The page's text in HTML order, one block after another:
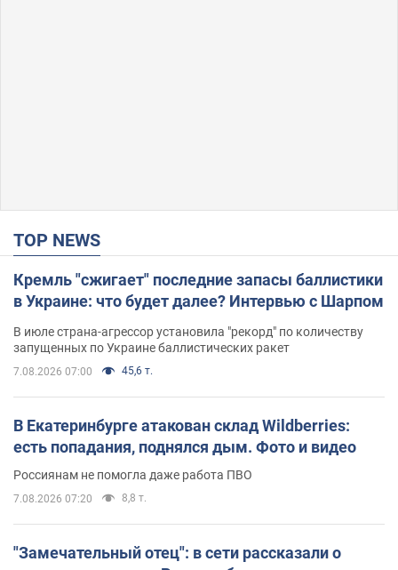
TOP NEWS
Кремль "сжигает" последние запасы баллистики
в Украине: что будет далее? Интервью с Шарпом
В июле страна-агрессор установила "рекорд" по количеству
запущенных по Украине баллистических ракет
7.08.2026 07:00 45,6 т.
В Екатеринбурге атакован склад Wildberries:
есть попадания, поднялся дым. Фото и видео
Россиянам не помогла даже работа ПВО
7.08.2026 07:20 8,8 т.
"Замечательный отец": в сети рассказали о